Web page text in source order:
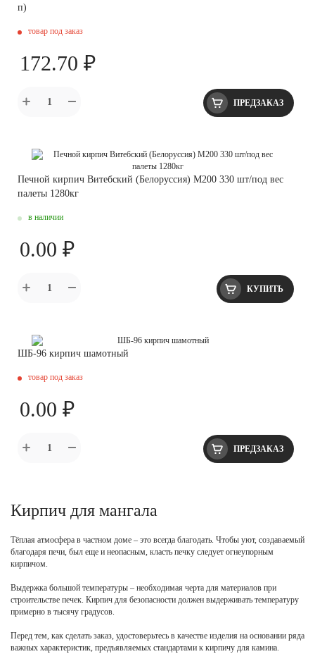
п)
товар под заказ
172.70 ₽
ПРЕДЗАКАЗ
Печной кирпич Витебский (Белоруссия) М200 330 шт/под вес
палеты 1280кг
в наличии
0.00 ₽
КУПИТЬ
ШБ-96 кирпич шамотный
товар под заказ
0.00 ₽
ПРЕДЗАКАЗ
Кирпич для мангала
Тёплая атмосфера в частном доме – это всегда благодать. Чтобы уют, создаваемый
благодаря печи, был еще и неопасным, класть печку следует огнеупорным
кирпичом.
Выдержка большой температуры – необходимая черта для материалов при
строительстве печек. Кирпич для безопасности должен выдерживать температуру
примерно в тысячу градусов.
Перед тем, как сделать заказ, удостоверьтесь в качестве изделия на основании ряда
важных характеристик, предъявляемых стандартами к кирпичу для камина.